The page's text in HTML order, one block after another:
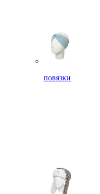
повязки